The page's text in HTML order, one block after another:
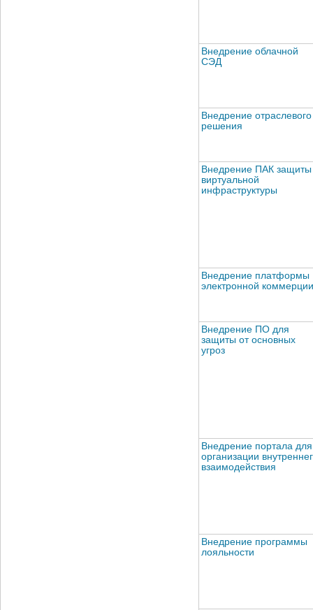
Внедрение облачной
СЭД
Внедрение отраслевого
решения
Внедрение ПАК защиты
виртуальной
инфраструктуры
Внедрение платформы
электронной коммерции
Внедрение ПО для
защиты от основных
угроз
Внедрение портала для
организации
взаимодействия
Внедрение программы
лояльности